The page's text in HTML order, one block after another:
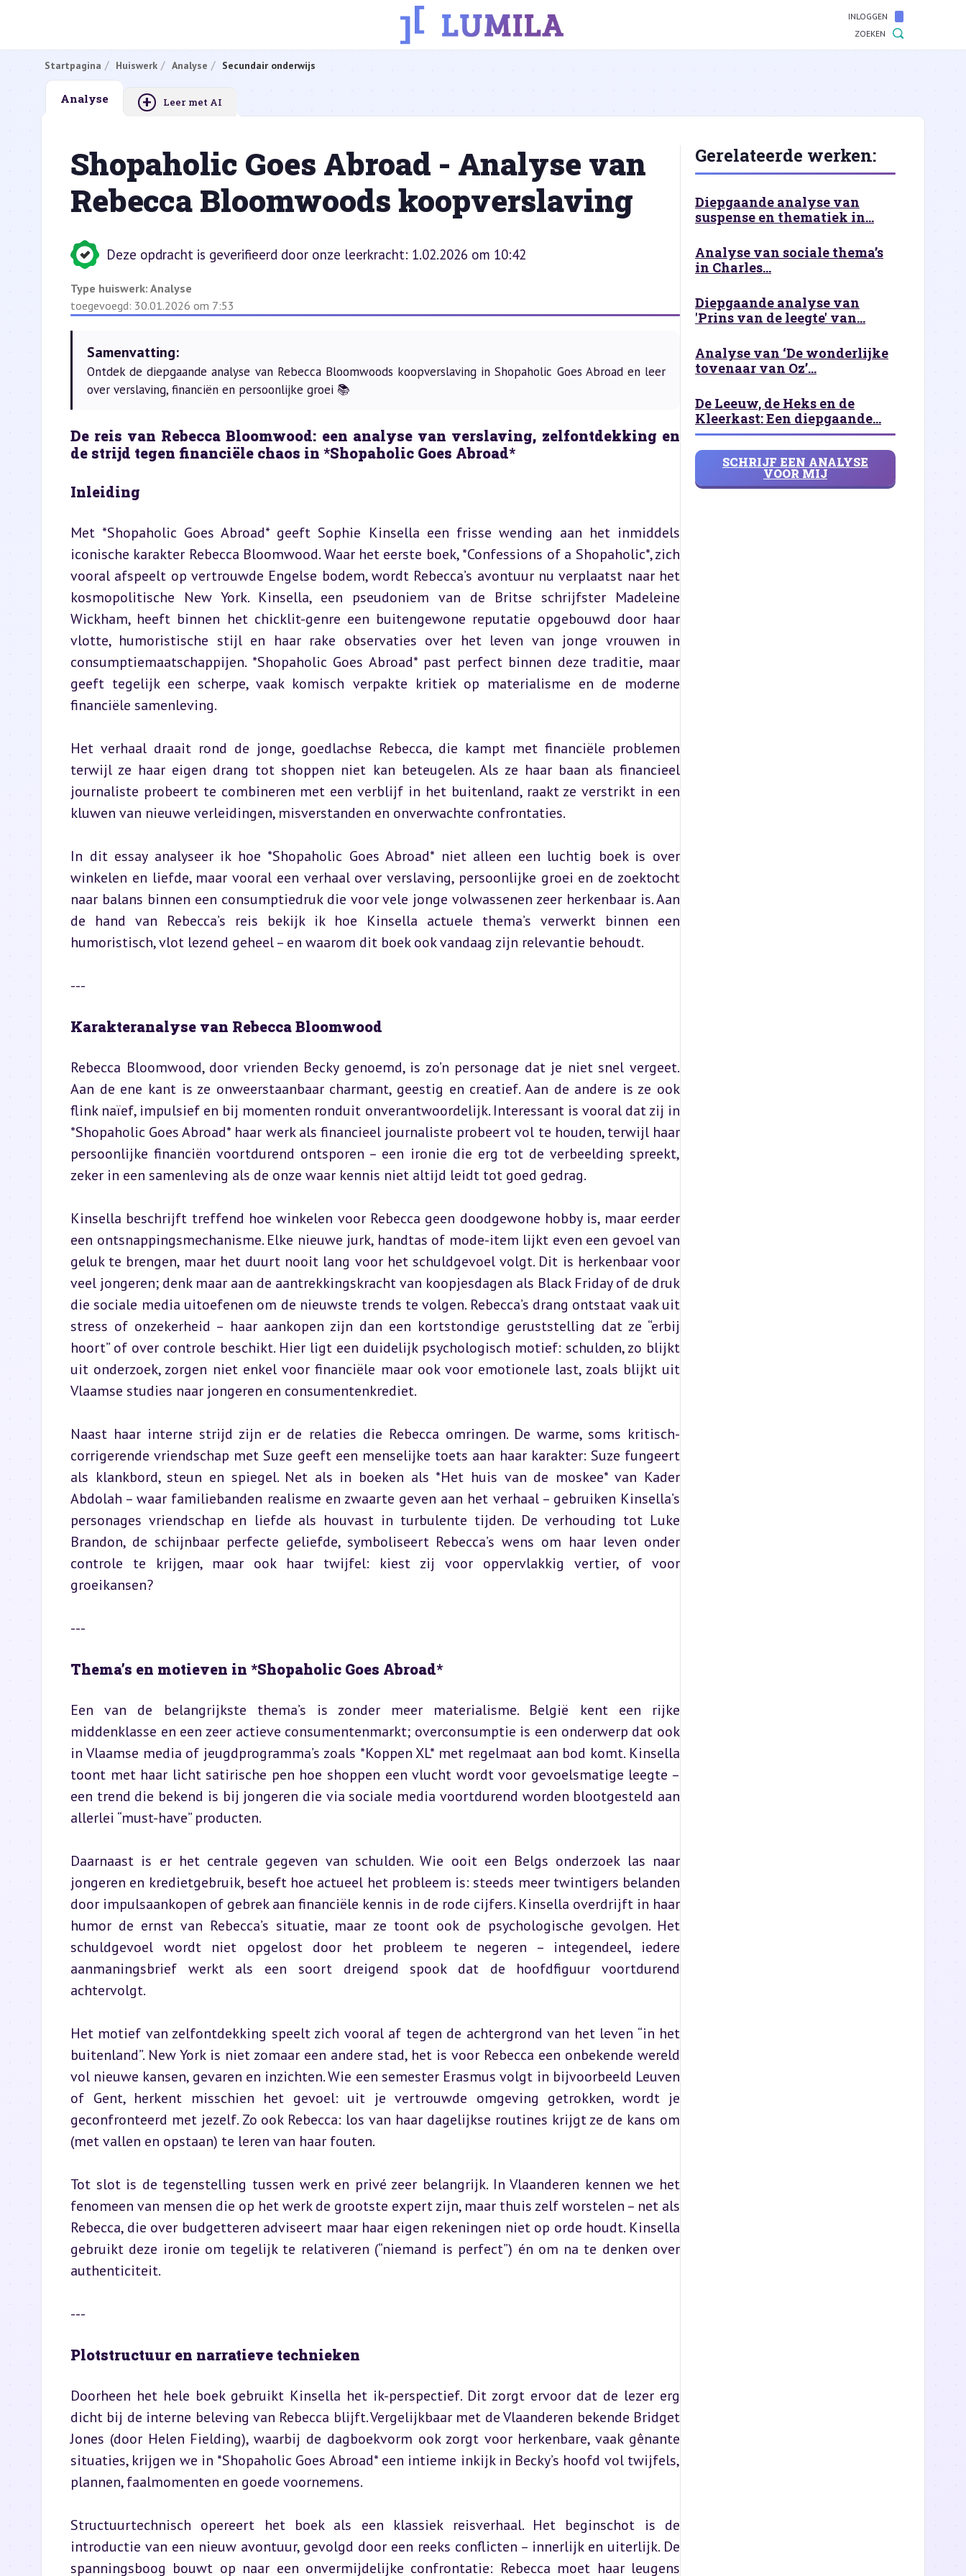
INLOGGEN
ZOEKEN
Startpagina Huiswerk Analyse Secundair onderwijs
Analyse + Leer met AI
Shopaholic Goes Abroad - Analyse van
Rebecca Bloomwoods koopverslaving
Deze opdracht is geverifieerd door onze leerkracht: 1.02.2026 om 10:42
Type huiswerk: Analyse
toegevoegd: 30.01.2026 om 7:53
Samenvatting:
Ontdek de diepgaande analyse van Rebecca Bloomwoods koopverslaving in Shopaholic Goes Abroad en leer
over verslaving, financiën en persoonlijke groei 📚
De reis van Rebecca Bloomwood: een analyse van verslaving, zelfontdekking en
de strijd tegen financiële chaos in *Shopaholic Goes Abroad*
Inleiding
Met *Shopaholic Goes Abroad* geeft Sophie Kinsella een frisse wending aan het inmiddels
iconische karakter Rebecca Bloomwood. Waar het eerste boek, *Confessions of a Shopaholic*, zich
vooral afspeelt op vertrouwde Engelse bodem, wordt Rebecca’s avontuur nu verplaatst naar het
kosmopolitische New York. Kinsella, een pseudoniem van de Britse schrijfster Madeleine
Wickham, heeft binnen het chicklit-genre een buitengewone reputatie opgebouwd door haar
vlotte, humoristische stijl en haar rake observaties over het leven van jonge vrouwen in
consumptiemaatschappijen. *Shopaholic Goes Abroad* past perfect binnen deze traditie, maar
geeft tegelijk een scherpe, vaak komisch verpakte kritiek op materialisme en de moderne
financiële samenleving.
Het verhaal draait rond de jonge, goedlachse Rebecca, die kampt met financiële problemen
terwijl ze haar eigen drang tot shoppen niet kan beteugelen. Als ze haar baan als financieel
journaliste probeert te combineren met een verblijf in het buitenland, raakt ze verstrikt in een
kluwen van nieuwe verleidingen, misverstanden en onverwachte confrontaties.
In dit essay analyseer ik hoe *Shopaholic Goes Abroad* niet alleen een luchtig boek is over
winkelen en liefde, maar vooral een verhaal over verslaving, persoonlijke groei en de zoektocht
naar balans binnen een consumptiedruk die voor vele jonge volwassenen zeer herkenbaar is. Aan
de hand van Rebecca’s reis bekijk ik hoe Kinsella actuele thema’s verwerkt binnen een
humoristisch, vlot lezend geheel – en waarom dit boek ook vandaag zijn relevantie behoudt.
---
Karakteranalyse van Rebecca Bloomwood
Rebecca Bloomwood, door vrienden Becky genoemd, is zo’n personage dat je niet snel vergeet.
Aan de ene kant is ze onweerstaanbaar charmant, geestig en creatief. Aan de andere is ze ook
flink naïef, impulsief en bij momenten ronduit onverantwoordelijk. Interessant is vooral dat zij in
*Shopaholic Goes Abroad* haar werk als financieel journaliste probeert vol te houden, terwijl haar
persoonlijke financiën voortdurend ontsporen – een ironie die erg tot de verbeelding spreekt,
zeker in een samenleving als de onze waar kennis niet altijd leidt tot goed gedrag.
Kinsella beschrijft treffend hoe winkelen voor Rebecca geen doodgewone hobby is, maar eerder
een ontsnappingsmechanisme. Elke nieuwe jurk, handtas of mode-item lijkt even een gevoel van
geluk te brengen, maar het duurt nooit lang voor het schuldgevoel volgt. Dit is herkenbaar voor
veel jongeren; denk maar aan de aantrekkingskracht van koopjesdagen als Black Friday of de druk
die sociale media uitoefenen om de nieuwste trends te volgen. Rebecca’s drang ontstaat vaak uit
stress of onzekerheid – haar aankopen zijn dan een kortstondige geruststelling dat ze “erbij
hoort” of over controle beschikt. Hier ligt een duidelijk psychologisch motief: schulden, zo blijkt
uit onderzoek, zorgen niet enkel voor financiële maar ook voor emotionele last, zoals blijkt uit
Vlaamse studies naar jongeren en consumentenkrediet.
Naast haar interne strijd zijn er de relaties die Rebecca omringen. De warme, soms kritisch-
corrigerende vriendschap met Suze geeft een menselijke toets aan haar karakter: Suze fungeert
als klankbord, steun en spiegel. Net als in boeken als *Het huis van de moskee* van Kader
Abdolah – waar familiebanden realisme en zwaarte geven aan het verhaal – gebruiken Kinsella’s
personages vriendschap en liefde als houvast in turbulente tijden. De verhouding tot Luke
Brandon, de schijnbaar perfecte geliefde, symboliseert Rebecca’s wens om haar leven onder
controle te krijgen, maar ook haar twijfel: kiest zij voor oppervlakkig vertier, of voor
groeikansen?
---
Thema’s en motieven in *Shopaholic Goes Abroad*
Een van de belangrijkste thema’s is zonder meer materialisme. België kent een rijke
middenklasse en een zeer actieve consumentenmarkt; overconsumptie is een onderwerp dat ook
in Vlaamse media of jeugdprogramma’s zoals *Koppen XL* met regelmaat aan bod komt. Kinsella
toont met haar licht satirische pen hoe shoppen een vlucht wordt voor gevoelsmatige leegte –
een trend die bekend is bij jongeren die via sociale media voortdurend worden blootgesteld aan
allerlei “must-have” producten.
Daarnaast is er het centrale gegeven van schulden. Wie ooit een Belgs onderzoek las naar
jongeren en kredietgebruik, beseft hoe actueel het probleem is: steeds meer twintigers belanden
door impulsaankopen of gebrek aan financiële kennis in de rode cijfers. Kinsella overdrijft in haar
humor de ernst van Rebecca’s situatie, maar ze toont ook de psychologische gevolgen. Het
schuldgevoel wordt niet opgelost door het probleem te negeren – integendeel, iedere
aanmaningsbrief werkt als een soort dreigend spook dat de hoofdfiguur voortdurend
achtervolgt.
Het motief van zelfontdekking speelt zich vooral af tegen de achtergrond van het leven “in het
buitenland”. New York is niet zomaar een andere stad, het is voor Rebecca een onbekende wereld
vol nieuwe kansen, gevaren en inzichten. Wie een semester Erasmus volgt in bijvoorbeeld Leuven
of Gent, herkent misschien het gevoel: uit je vertrouwde omgeving getrokken, wordt je
geconfronteerd met jezelf. Zo ook Rebecca: los van haar dagelijkse routines krijgt ze de kans om
(met vallen en opstaan) te leren van haar fouten.
Tot slot is de tegenstelling tussen werk en privé zeer belangrijk. In Vlaanderen kennen we het
fenomeen van mensen die op het werk de grootste expert zijn, maar thuis zelf worstelen – net als
Rebecca, die over budgetteren adviseert maar haar eigen rekeningen niet op orde houdt. Kinsella
gebruikt deze ironie om tegelijk te relativeren (“niemand is perfect”) én om na te denken over
authenticiteit.
---
Plotstructuur en narratieve technieken
Doorheen het hele boek gebruikt Kinsella het ik-perspectief. Dit zorgt ervoor dat de lezer erg
dicht bij de interne beleving van Rebecca blijft. Vergelijkbaar met de Vlaanderen bekende Bridget
Jones (door Helen Fielding), waarbij de dagboekvorm ook zorgt voor herkenbare, vaak gênante
situaties, krijgen we in *Shopaholic Goes Abroad* een intieme inkijk in Becky’s hoofd vol twijfels,
plannen, faalmomenten en goede voornemens.
Structuurtechnisch opereert het boek als een klassiek reisverhaal. Het beginschot is de
introductie van een nieuw avontuur, gevolgd door een reeks conflicten – innerlijk en uiterlijk. De
spanningsboog bouwt op naar een onvermijdelijke confrontatie: Rebecca moet haar leugens
Gerelateerde werken:
Diepgaande analyse van
suspense en thematiek in...
Analyse van sociale thema’s
in Charles...
Diepgaande analyse van
'Prins van de leegte' van...
Analyse van ‘De wonderlijke
tovenaar van Oz’...
De Leeuw, de Heks en de
Kleerkast: Een diepgaande...
SCHRIJF EEN ANALYSE
VOOR MIJ